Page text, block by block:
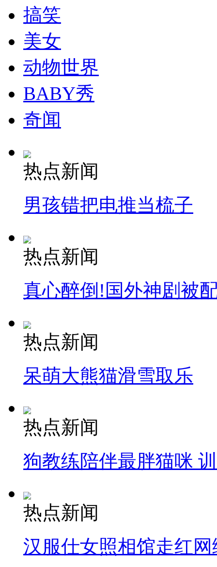
纽约上演“枕头大战”
司机酒驾遇交警 急速倒车逃窜
搞笑
美女
动物世界
BABY秀
奇闻
热点新闻
男孩错把电推当梳子
热点新闻
真心醉倒!国外神剧被
热点新闻
呆萌大熊猫滑雪取乐
热点新闻
狗教练陪伴最胖猫咪
热点新闻
汉服仕女照相馆走红网